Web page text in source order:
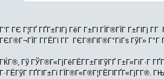
Г’Г ГЄ Г¦ГҐ ГҐГ±ГІГј ГёГ Г±ГІ ГЇГ®ГЇГ Г±ГІГј
ГЄГ®Г¬ГЇГ Г­ГЁГї Г­Г ГЄГ®ГІГ®Г°ГіГѕ ГўГ» Г°Г
ГЌГ®, Гў ГЎГ®Г«ГјГёГЁГ­Г±ГІГўГҐ Г±Г«ГіГ·Г
Г·ГЁГўГ ГҐГІГ±Гї ГЇГ®Г«Г®Г¦ГЁГІГҐГ«ГјГ­Г®.